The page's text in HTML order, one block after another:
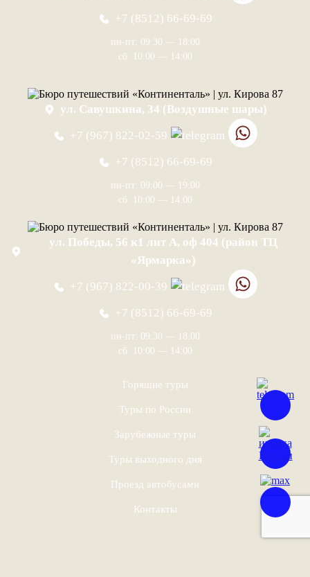
+7 (8512) 66-69-69
пн-пт: 09:30 — 18:00
сб: 10:00 — 14:00
ул. Савушкина, 34 (Воздушные шары)
+7 (967) 822-02-59
+7 (8512) 66-69-69
пн-пт: 09:00 — 19:00
сб: 10:00 — 14:00
ул. Победы, 56 к1 лит А, оф 404 (район ТЦ
«Ярмарка»)
+7 (967) 822-00-39
+7 (8512) 66-69-69
пн-пт: 09:30 — 18:00
сб: 10:00 — 14:00
Горящие туры
Туры по России
Зарубежные туры
Туры выходного дня
Проезд автобусами
Контакты